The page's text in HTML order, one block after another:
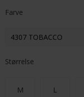
Farve
Størrelse
M L